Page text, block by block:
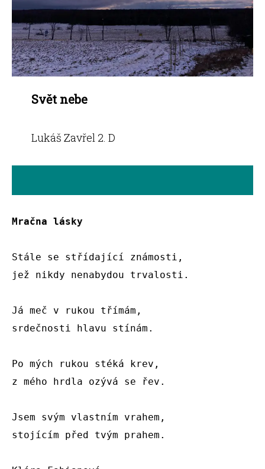
Svět nebe
Lukáš Zavřel 2. D
Mračna lásky
Stále se střídající známosti,
jež nikdy nenabydou trvalosti.
Já meč v rukou třímám,
srdečnosti hlavu stínám.
Po mých rukou stéká krev,
z mého hrdla ozývá se řev.
Jsem svým vlastním vrahem,
stojícím před tvým prahem.